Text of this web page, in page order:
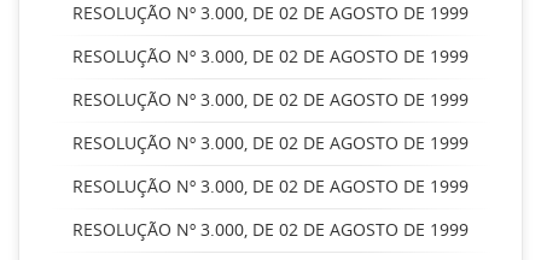
RESOLUÇÃO Nº 3.000, DE 02 DE AGOSTO DE 1999
RESOLUÇÃO Nº 3.000, DE 02 DE AGOSTO DE 1999
RESOLUÇÃO Nº 3.000, DE 02 DE AGOSTO DE 1999
RESOLUÇÃO Nº 3.000, DE 02 DE AGOSTO DE 1999
RESOLUÇÃO Nº 3.000, DE 02 DE AGOSTO DE 1999
RESOLUÇÃO Nº 3.000, DE 02 DE AGOSTO DE 1999